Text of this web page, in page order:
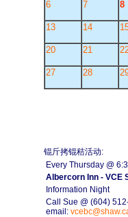
6 7 8
13 14
20 21
27 28
锟斤拷锟秸活动:
Every Thursday @
Albercorn Inn - VCE
Information Night
Call Sue @ (604)
email: